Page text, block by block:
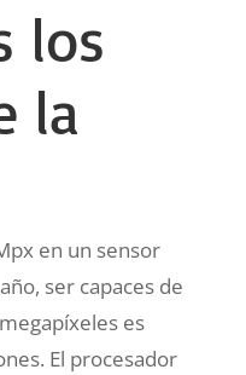
los
la
en un sensor
ser capaces de
es
El procesador